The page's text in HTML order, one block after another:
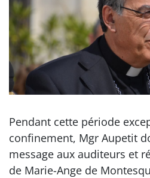
Pendant cette période
confinement, Mgr Aupetit
message aux auditeurs et
de Marie-Ange de